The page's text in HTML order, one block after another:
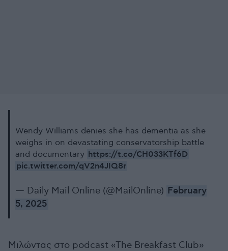
Wendy Williams denies she has dementia as she
weighs in on devastating conservatorship battle
and documentary https://t.co/CH033KTf6D
pic.twitter.com/qV2n4JIQ8r
— Daily Mail Online (@MailOnline) February
5, 2025
Μιλώντας στο podcast «The Breakfast Club»